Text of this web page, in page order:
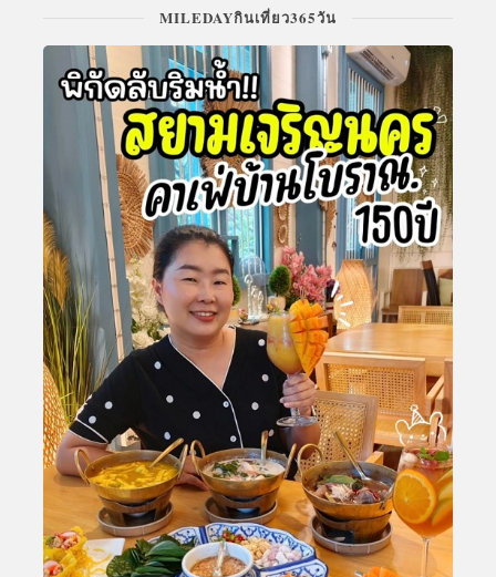
MILEDAYกินเที่ยว365วัน